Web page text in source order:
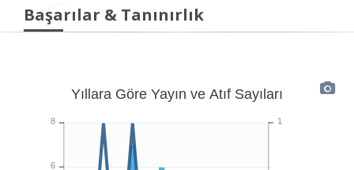
Başarılar & Tanınırlık
Yıllara Göre Yayın ve Atıf Sayıları
1
8
6